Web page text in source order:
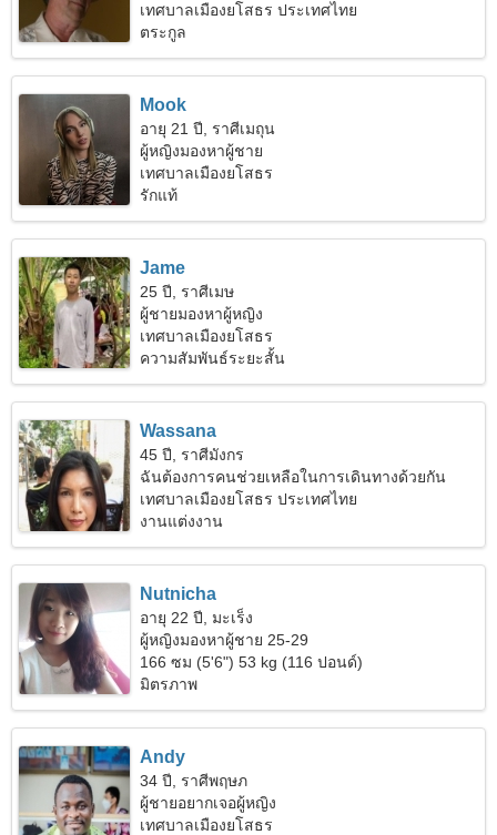
เทศบาลเมืองยโสธร ประเทศไทย
ตระกูล
Mook
อายุ 21 ปี, ราศีเมถุน
ผู้หญิงมองหาผู้ชาย
เทศบาลเมืองยโสธร
รักแท้
Jame
25 ปี, ราศีเมษ
ผู้ชายมองหาผู้หญิง
เทศบาลเมืองยโสธร
ความสัมพันธ์ระยะสั้น
Wassana
45 ปี, ราศีมังกร
ฉันต้องการคนช่วยเหลือในการเดินทางด้วยกัน
เทศบาลเมืองยโสธร ประเทศไทย
งานแต่งงาน
Nutnicha
อายุ 22 ปี, มะเร็ง
ผู้หญิงมองหาผู้ชาย 25-29
166 ซม (5'6") 53 kg (116 ปอนด์)
มิตรภาพ
Andy
34 ปี, ราศีพฤษภ
ผู้ชายอยากเจอผู้หญิง
เทศบาลเมืองยโสธร